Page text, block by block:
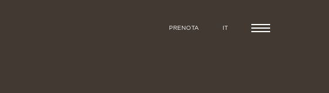
PRENOTA IT